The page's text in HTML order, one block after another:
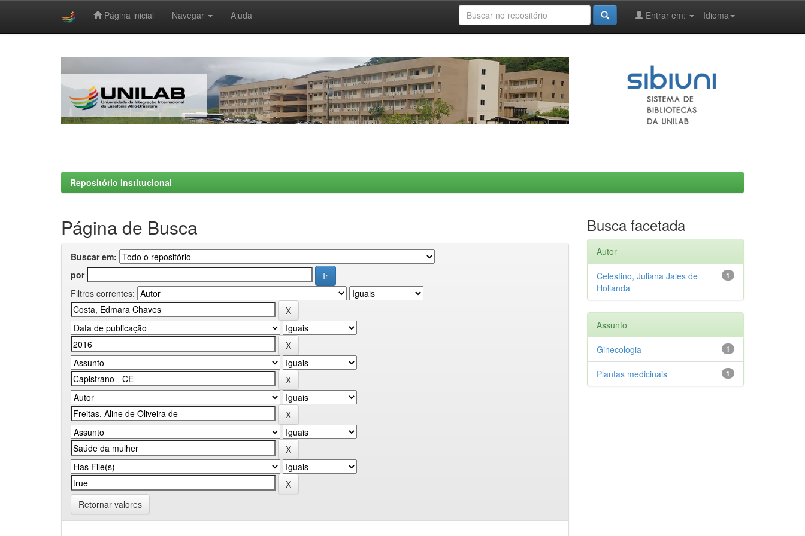
Página inicial Navegar Ajuda Idioma
Entrar em:
Repositório Institucional
Página de Busca
Buscar em:
por
Filtros correntes:
Retornar valores
Busca facetada
Autor
1
Celestino, Juliana Jales de
Hollanda
Assunto
1
Ginecologia
1
Plantas medicinais